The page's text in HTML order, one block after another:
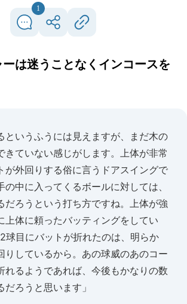
1
ーは迷うことなくインコースを
というふうには見えますが、まだ木の
きていない感じがします。上体が非常
が外回りする俗に言うドアスイングで
の中に入ってくるボールに対しては、
だろうという打ち方ですね。上体が強
上体に頼ったバッティングをしてい
球目にバットが折れたのは、明らか
りしているから。あの球威のあのコー
れるようであれば、今後もかなりの数
ろうと思います」